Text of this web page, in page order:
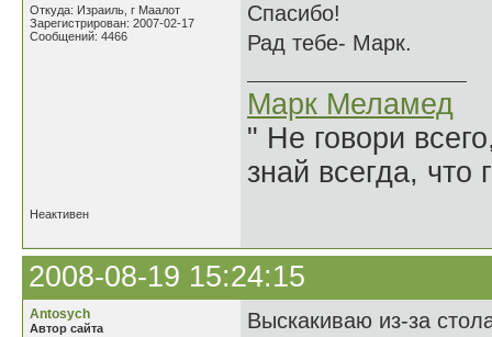
Откуда: Израиль, г Маалот
Зарегистрирован: 2007-02-17
Сообщений: 4466
Спасибо!
Рад тебе- Марк.
Марк Меламед
" Не говори
знай всегда, что
Неактивен
2008-08-19 15:24:15
Antosych
Автор сайта
Выскакиваю из-за